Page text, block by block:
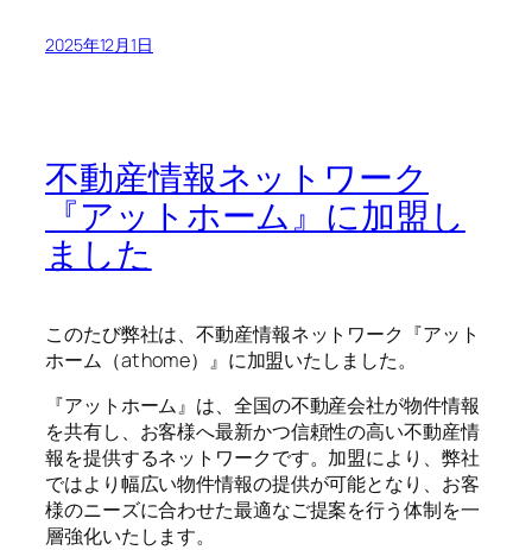
2025年12月1日
不動産情報ネットワーク
『アットホーム』に加盟し
ました
このたび弊社は、不動産情報ネットワーク『アット
ホーム（at home）』に加盟いたしました。
『アットホーム』は、全国の不動産会社が物件情報
を共有し、お客様へ最新かつ信頼性の高い不動産情
報を提供するネットワークです。加盟により、弊社
ではより幅広い物件情報の提供が可能となり、お客
様のニーズに合わせた最適なご提案を行う体制を一
層強化いたします。